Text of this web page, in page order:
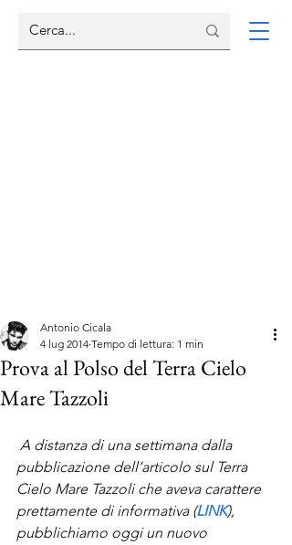
Prova al Polso del Terra Cielo
Mare Tazzoli
Antonio Cicala
4 lug 2014 Tempo di lettura: 1 min
A distanza di una settimana dalla
pubblicazione dell’articolo sul Terra
Cielo Mare Tazzoli che aveva carattere
prettamente di informativa (LINK),
pubblichiamo oggi un nuovo